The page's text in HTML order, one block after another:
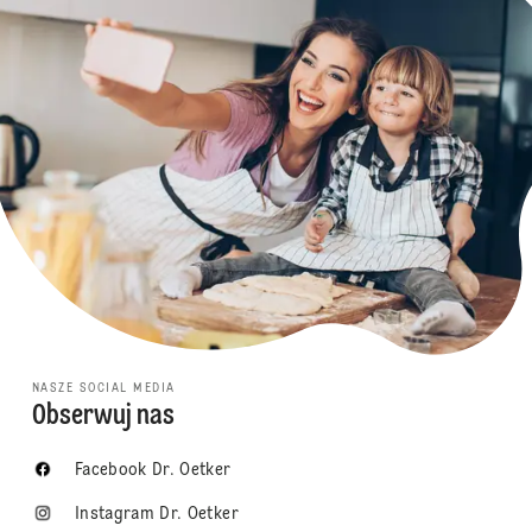
NASZE SOCIAL MEDIA
Obserwuj nas
Facebook Dr. Oetker
Instagram Dr. Oetker